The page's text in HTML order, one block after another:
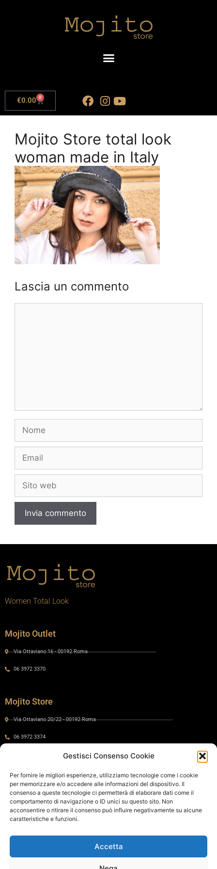
Gestisci Consenso Cookie
Per fornire le migliori esperienze, utilizziamo tecnologie come i cookie
per memorizzare e/o accedere alle informazioni del dispositivo. Il
consenso a queste tecnologie ci permetterà di elaborare dati come il
comportamento di navigazione o ID unici su questo sito. Non
acconsentire o ritirare il consenso può influire negativamente su alcune
caratteristiche e funzioni.
Accetta
€0.00 0
Mojito Store total look
woman made in Italy
Lascia un commento
Women Total Look
Mojito Outlet
Via Ottaviano 16 - 00192 Roma
06 3972 3370
Mojito Store
Via Ottaviano 20/22 - 00192 Roma
06 3972 3374
Via Ottaviano 24 - 00192 Roma
06 575 8821
Policy
Cookie Policy